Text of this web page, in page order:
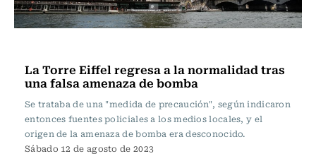
La Torre Eiffel regresa a la normalidad tras
una falsa amenaza de bomba
Se trataba de una "medida de precaución", según indicaron
entonces fuentes policiales a los medios locales, y el
origen de la amenaza de bomba era desconocido.
Sábado 12 de agosto de 2023